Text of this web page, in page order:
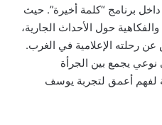
برنامج “كلمة أخيرة”. حيث
حول الأحداث الجارية،
رحلته الإعلامية في الغرب.
يجمع بين الجرأة
لفهم أعمق لتجربة يوسف